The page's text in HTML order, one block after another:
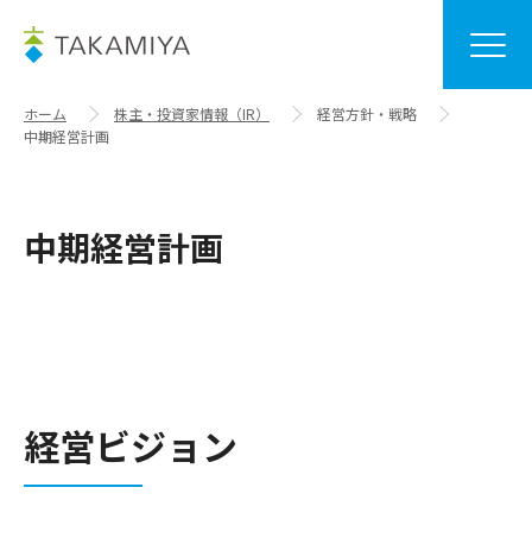
ホーム 株主・投資家情報（IR）
経営方針・戦略
中期経営計画
中期経営計画
経営ビジョン